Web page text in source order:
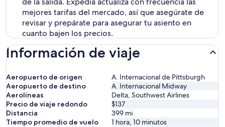
mejores tarifas del mercado, así que asegúrate de
revisar y prepárate para asegurar tu asiento en
cuanto bajen los precios.
Información de viaje
Aeropuerto de origen
A. Internacional de Pittsburgh
Aeropuerto de destino
A. Internacional Midway
Aerolíneas
Delta, Southwest Airlines
Precio de viaje redondo
$137
Distancia
399 mi
Tiempo promedio de vuelo
1 hora, 10 minutos